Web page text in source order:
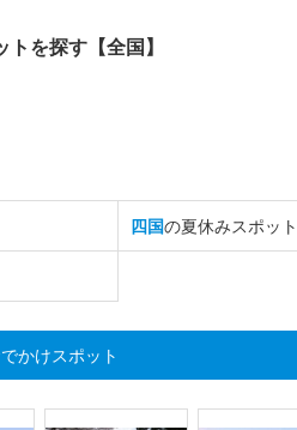
を探す【全国】
四国の夏休みスポッ
かけスポット